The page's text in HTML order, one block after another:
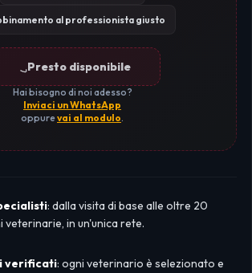
al professionista giusto
Presto disponibile
Hai bisogno di noi adesso?
Inviaci un WhatsApp
oppurevai al modulo.
: dalla visita di base alle oltre 20
veterinarie, in un'unica rete.
verificati: ogni veterinario è selezionato e